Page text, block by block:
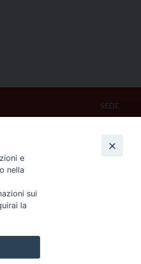
SEDE
Piazza Mario Dottori, 14
e
nella
sui
la